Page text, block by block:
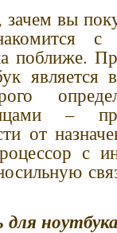
вы
с
поближе.
является
–
от
с
для